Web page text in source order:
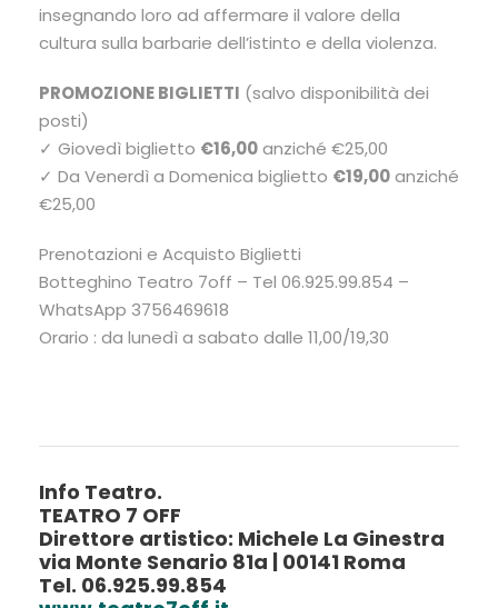
insegnando loro ad affermare il valore della
cultura sulla barbarie dell’istinto e della violenza.
PROMOZIONE BIGLIETTI (salvo disponibilità dei
posti)
✓ Giovedì biglietto €16,00anziché €25,00
✓ Da Venerdì a Domenica biglietto €19,00anziché
€25,00
Prenotazioni e Acquisto Biglietti
Botteghino Teatro 7off – Tel 06.925.99.854 –
WhatsApp 3756469618
Orario : da lunedì a sabato dalle 11,00/19,30
Info Teatro.
TEATRO 7 OFF
Direttore artistico: Michele La Ginestra
via Monte Senario 81a | 00141 Roma
Tel. 06.925.99.854